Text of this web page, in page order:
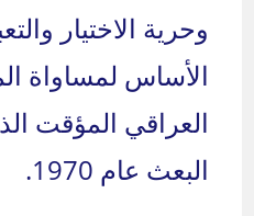
وحرية الاختيار
الأساس لمساواة
العراقي المؤقت
البعث عام 1970.